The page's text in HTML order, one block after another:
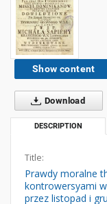
Show content
Download
DESCRIPTION
Title:
Prawdy moralne
kontrowersyami
przez listopad i